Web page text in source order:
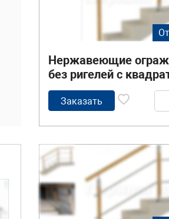
Нержавеющие
без ригелей с
деревянным
стойками с
Заказать